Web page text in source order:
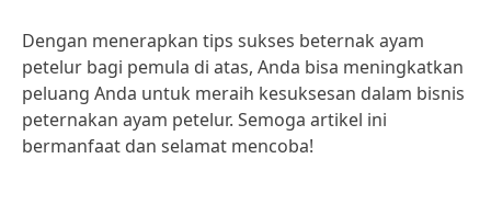
Dengan menerapkan tips sukses beternak ayam
petelur bagi pemula di atas, Anda bisa meningkatkan
peluang Anda untuk meraih kesuksesan dalam bisnis
peternakan ayam petelur. Semoga artikel ini
bermanfaat dan selamat mencoba!